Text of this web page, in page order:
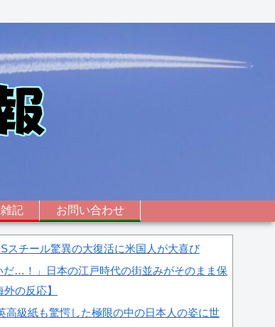
雑記 お問い合わせ
スチール驚異の大復活に米国人が大喜び
…！」日本の江戸時代の街並みがそのまま保
の反応】
級紙も驚愕した極限の中の日本人の姿に世